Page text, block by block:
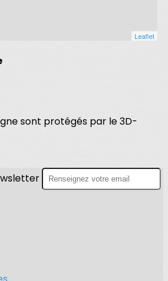
Leaflet
sont protégés par le 3D-